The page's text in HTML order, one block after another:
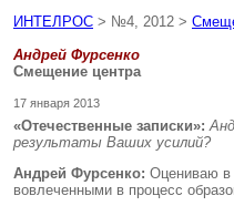
ИНТЕЛРОС > №4, 2012 >
Андрей Фурсенко
Смещение центра
17 января 2013
«Отечественные записки»:
результаты Ваших усилий?
Андрей Фурсенко: Оцениваю в
вовлеченными в процесс